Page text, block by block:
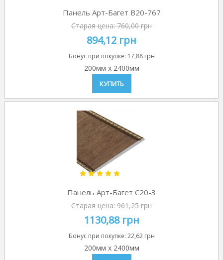
Панель Арт-Багет B20-767
Старая цена:760,00 грн
894,12 грн
Бонус при покупке: 17,88 грн
200мм x 2400мм
КУПИТЬ
Панель Арт-Багет C20-3
Старая цена:961,25 грн
1130,88 грн
Бонус при покупке: 22,62 грн
200мм x 2400мм